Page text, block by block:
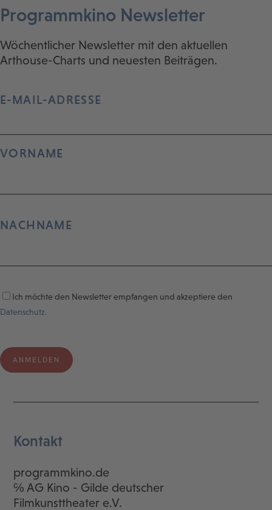
Programmkino Newsletter
Wöchentlicher Newsletter mit den aktuellen
Arthouse-Charts und neuesten Beiträgen.
E-MAIL-ADRESSE
VORNAME
NACHNAME
Ich möchte den Newsletter empfangen und akzeptiere den
Datenschutz.
Kontakt
programmkino.de
℅ AG Kino - Gilde deutscher
Filmkunsttheater e.V.